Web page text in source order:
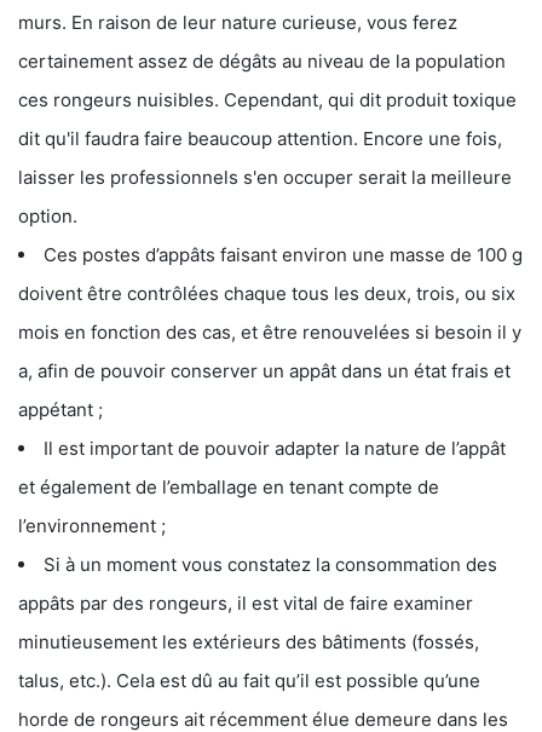
murs. En raison de leur nature curieuse, vous ferez
certainement assez de dégâts au niveau de la population
ces rongeurs nuisibles. Cependant, qui dit produit toxique
dit qu'il faudra faire beaucoup attention. Encore une fois,
laisser les professionnels s'en occuper serait la meilleure
option.
Ces postes d’appâts faisant environ une masse de 100 g
doivent être contrôlées chaque tous les deux, trois, ou six
mois en fonction des cas, et être renouvelées si besoin il y
a, afin de pouvoir conserver un appât dans un état frais et
appétant ;
Il est important de pouvoir adapter la nature de l’appât
et également de l’emballage en tenant compte de
l’environnement ;
Si à un moment vous constatez la consommation des
appâts par des rongeurs, il est vital de faire examiner
minutieusement les extérieurs des bâtiments (fossés,
talus, etc.). Cela est dû au fait qu’il est possible qu’une
horde de rongeurs ait récemment élue demeure dans les